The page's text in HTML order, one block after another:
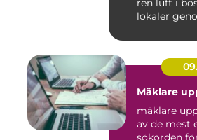
ren luft i
lokaler
Mäklare
mäklare
av de mest
sökorden